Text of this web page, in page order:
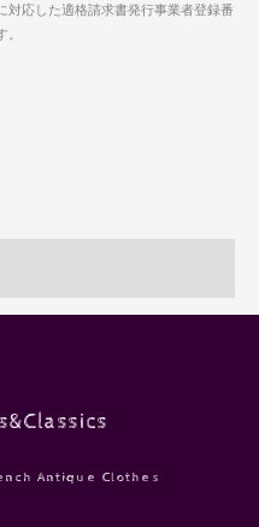
対応した適格請求書発行事業者登録番
Antique Clothes